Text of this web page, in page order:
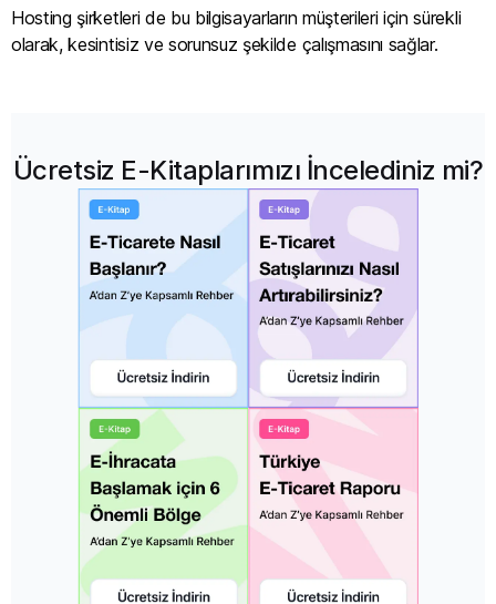
Hosting şirketleri de bu bilgisayarların müşterileri için sürekli
olarak, kesintisiz ve sorunsuz şekilde çalışmasını sağlar.
Ücretsiz E-Kitaplarımızı İncelediniz mi?